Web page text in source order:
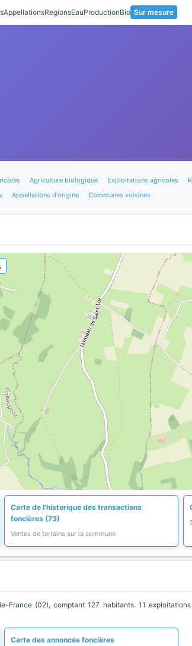
AppellationsRegionsEauProductionBio Sur mesure
Agriculture biologique Exploitations agricoles
Appellations d'origine Communes voisines
Carte de l'historique des transactions
foncières (73)
Ventes de terrains sur la commune
France (02), comptant 127 habitants. 11
Carte des annonces foncières